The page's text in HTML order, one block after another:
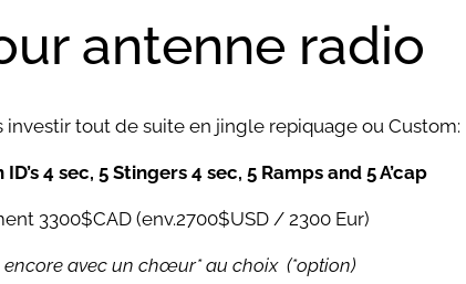
antenne radio
tout de suite en jingle repiquage ou Custom:
4 sec, 5 Stingers 4 sec, 5 Ramps and 5 A’cap
3300$CAD (env.2700$USD / 2300 Eur)
avec un chœur* au choix (*option)